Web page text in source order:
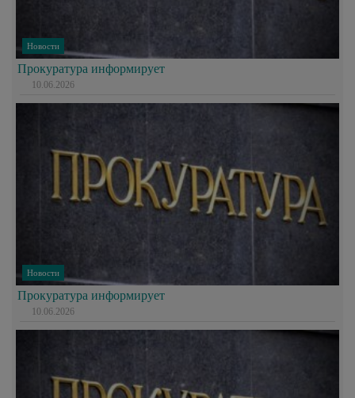
Новости
Прокуратура информирует
10.06.2026
Новости
Прокуратура информирует
10.06.2026